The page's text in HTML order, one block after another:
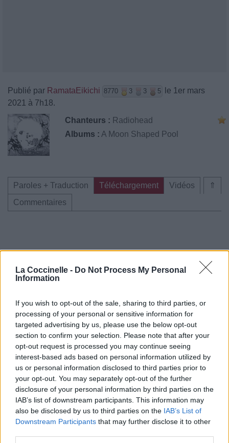
La Coccinelle - Do Not Process My Personal
Information
If you wish to opt-out of the sale, sharing to third parties, or
processing of your personal or sensitive information for
targeted advertising by us, please use the below opt-out
section to confirm your selection. Please note that after your
opt-out request is processed you may continue seeing
interest-based ads based on personal information utilized by
us or personal information disclosed to third parties prior to
your opt-out. You may separately opt-out of the further
disclosure of your personal information by third parties on the
IAB’s list of downstream participants. This information may
also be disclosed by us to third parties on the IAB’s List of
Downstream Participants that may further disclose it to other
Publié par RamataEikichi 8770 3 3 5
le 1er mars
2021 à 7h18.
Chanteurs : Radiohead
Albums : A Moon Shaped Pool
⇑
Paroles + Traduction Téléchargement
Vidéos
Commentaires
Vous aimez chanter, apprenez la guitare chez
Trouver des vinyles et des CD sur
Trouver un instrument de musique ou une partition au
meilleur prix sur
Paroles + Traduction Téléchargement
Vidéos
Commentaires
Voir la vidéo de «Desert Island
Disk»